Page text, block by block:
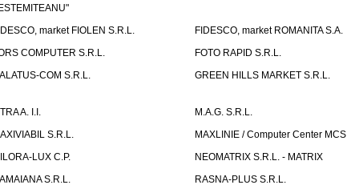
market FIOLEN S.R.L.
FIDESCO, market ROMANITA S.A.
COMPUTER S.R.L.
FOTO RAPID S.R.L.
COM S.R.L.
GREEN HILLS MARKET S.R.L.
A. I.I.
M.A.G. S.R.L.
S.R.L.
MAXLINIE / Computer Center MCS
LUX C.P.
NEOMATRIX S.R.L. - MATRIX
S.R.L.
RASNA-PLUS S.R.L.